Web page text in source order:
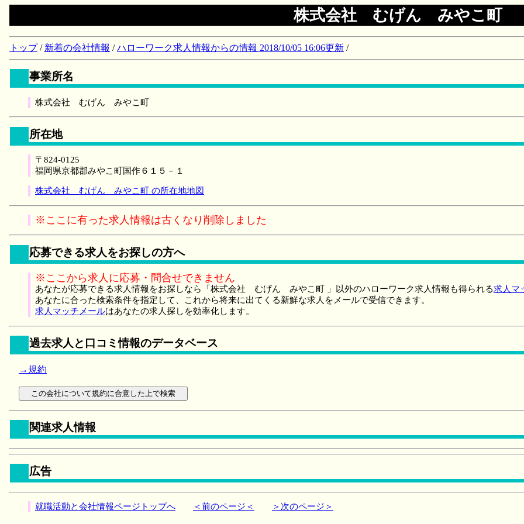
株式会社 むげん みやこ町
トップ/ 新着の会社情報 /ハローワーク求人情報からの情報 2018/10/05 16:06更新 /
事業所名
株式会社 むげん みやこ町
所在地
〒824-0125
福岡県京都郡みやこ町国作６１５－１
株式会社 むげん みやこ町 の所在地地図
※ここに有った求人情報は古くなり削除しました
応募できる求人をお探しの方へ
※ここから求人に応募・問合せできません
あなたが応募できる求人情報をお探しなら「株式会社 むげん みやこ町 」以外のハローワーク求人情報も得られる求人マ
あなたに合った検索条件を指定して、これから将来に出てくる新鮮な求人をメールで受信できます。
求人マッチメールはあなたの求人探しを効率化します。
過去求人と口コミ情報のデータベース
→規約
関連求人情報
広告
就職活動と会社情報ページトップへ ＜前のページ＜ ＞次のページ＞